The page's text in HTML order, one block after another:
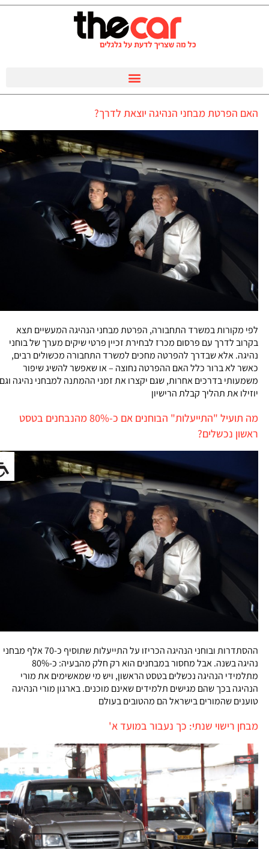
האם הפרטת מבחני הנהיגה יוצאת לדרך?
לפי מקורות במשרד התחבורה, הפרטת מבחני הנהיגה המעשיים תצא
בקרוב לדרך עם פרסום מכרז לבחירת זכיין פרטי שיקים מערך של בוחני
נהיגה. אלא שבדרך להפרטה מחכים למשרד התחבורה מכשולים רבים,
כאשר לא ברור כלל האם ההפרטה נחוצה – או שאפשר להשיג שיפור
משמעותי בדרכים אחרות, שגם יקצרו את זמני ההמתנה למבחני נהיגה וגם
יוזילו את תהליך קבלת הרישיון
מה תועיל "התייעלות" הבוחנים אם כ-80% מהנבחנים בטסט
ראשון נכשלים?
ההסתדרות ובוחני הנהיגה הכריזו על התייעלות שתוסיף כ-70 אלף מבחני
נהיגה בשנה. אבל מחסור במבחנים הוא רק חלק מהבעיה: כ-80%
מתלמידי הנהיגה נכשלים בטסט הראשון, ויש מי שמאשימים את מורי
הנהיגה בכך שהם מגישים תלמידים שאינם מוכנים. בארגון מורי הנהיגה
טוענים שהמורים בישראל הם מהטובים בעולם
מבחן רישוי שנתי: כך נעבור במועד א'